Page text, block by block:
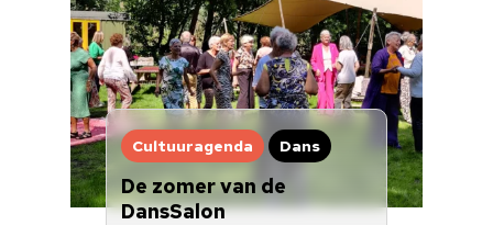
Cultuuragenda Dans
De zomer van de
DansSalon
Nieuwsbrief
Doneren